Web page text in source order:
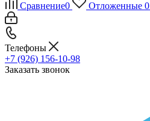
Сравнение0 Отложенные 0
Телефоны
+7 (926) 156-10-98
Заказать звонок